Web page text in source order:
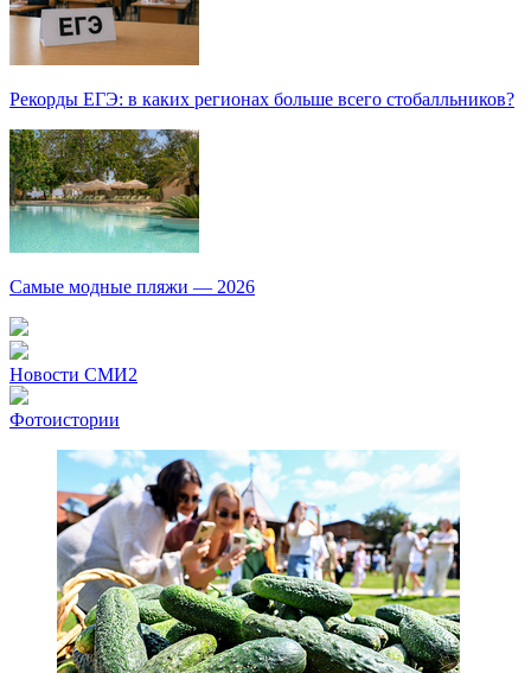
Рекорды ЕГЭ: в каких регионах больше всего стобалльников?
Самые модные пляжи — 2026
Новости СМИ2
Фотоистории